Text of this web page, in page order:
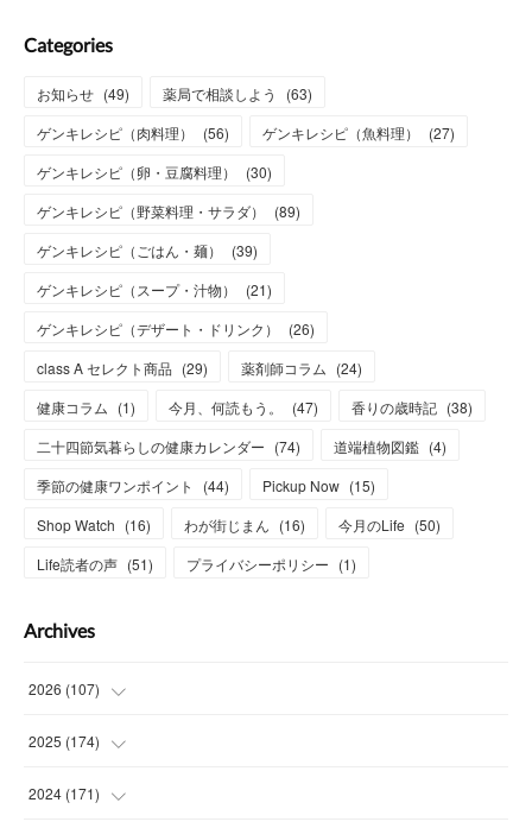
Categories
お知らせ (49) 薬局で相談しよう (63)
ゲンキレシピ（肉料理）
(56) ゲンキレシピ（魚料理） (27)
ゲンキレシピ（卵・豆腐料理）
(30)
ゲンキレシピ（野菜料理・サラダ）
(89)
ゲンキレシピ（ごはん・麺）
(39)
ゲンキレシピ（スープ・汁物）
(21)
ゲンキレシピ（デザート・ドリンク）
(26)
class A セレクト商品 (29) 薬剤師コラム (24)
健康コラム (1) 今月、何読もう。 (47) 香りの歳時記 (38)
二十四節気暮らしの健康カレンダー (74) 道端植物図鑑 (4)
季節の健康ワンポイント
(44) Pickup Now (15)
Shop Watch (16) わが街じまん (16) 今月のLife (50)
Life読者の声 (51) プライバシーポリシー (1)
Archives
2026 (107)
(4)
(15
2025 (174)
(14
2024 (171)